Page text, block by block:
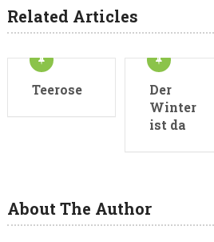
Related Articles
Teerose
Der
Winter
ist da
About The Author